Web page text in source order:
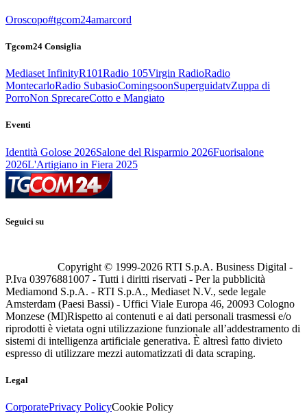
Oroscopo#tgcom24amarcord
Tgcom24 Consiglia
Mediaset InfinityR101Radio 105Virgin RadioRadio
MontecarloRadio SubasioComingsoonSuperguidatvZuppa di
PorroNon SprecareCotto e Mangiato
Eventi
Identità Golose 2026Salone del Risparmio 2026Fuorisalone
2026L'Artigiano in Fiera 2025
Seguici su
Copyright © 1999-2026 RTI S.p.A. Business Digital -
P.Iva 03976881007 - Tutti i diritti riservati - Per la pubblicità
Mediamond S.p.A. - RTI S.p.A., Mediaset N.V., sede legale
Amsterdam (Paesi Bassi) - Uffici Viale Europa 46, 20093 Cologno
Monzese (MI)Rispetto ai contenuti e ai dati personali trasmessi e/o
riprodotti è vietata ogni utilizzazione funzionale all’addestramento di
sistemi di intelligenza artificiale generativa. È altresì fatto divieto
espresso di utilizzare mezzi automatizzati di data scraping.
Legal
CorporatePrivacy PolicyCookie Policy